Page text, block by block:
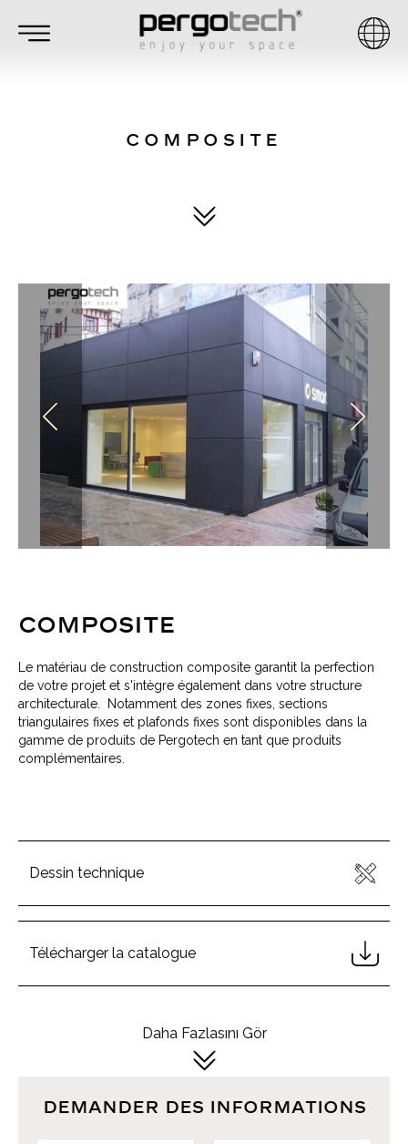
COMPOSITE
COMPOSITE
Le matériau de construction composite garantit la perfection
de votre projet et s'intègre également dans votre structure
architecturale. Notamment des zones fixes, sections
triangulaires fixes et plafonds fixes sont disponibles dans la
gamme de produits de Pergotech en tant que produits
complémentaires.
Dessin technique
Télécharger la catalogue
Daha Fazlasını Gör
DEMANDER DES INFORMATIONS